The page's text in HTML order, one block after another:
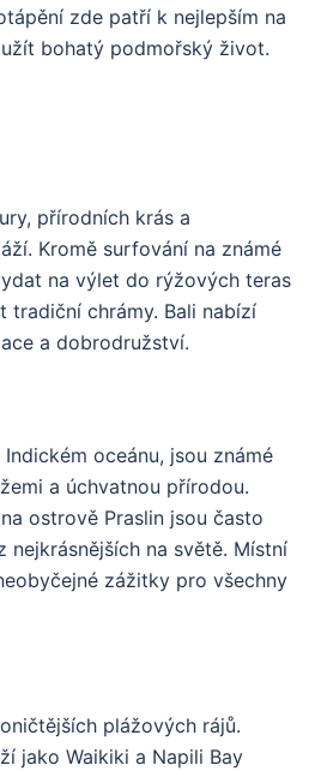
zde patří k nejlepším na
bohatý podmořský život.
přírodních krás a
Kromě surfování na známé
na výlet do rýžových teras
tradiční chrámy. Bali nabízí
a dobrodružství.
oceánu, jsou známé
a úchvatnou přírodou.
ostrově Praslin jsou často
nejkrásnějších na světě. Místní
zážitky pro všechny
plážových rájů.
jako Waikiki a Napili Bay